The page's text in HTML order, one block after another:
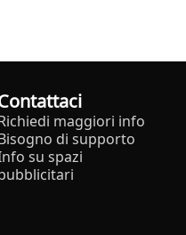
Contattaci
maggiori info
di supporto
su spazi